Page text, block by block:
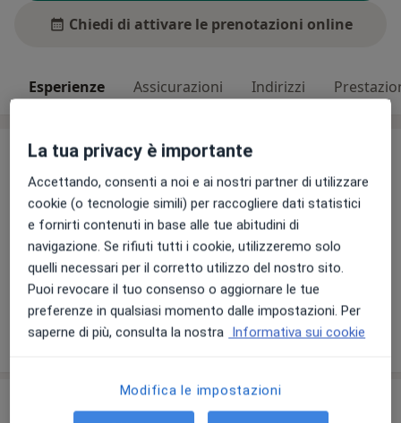
Chiedi di attivare le prenotazioni online
Esperienze Assicurazioni Indirizzi
Esperienze
La dottoressa Ritaannagrazia Biancale esercita la
professione medica in provincia di FR. È iscritto all'albo
Provinciale dei Medici Chirurghi di FROSINONE dal
24/11/1978, si laurea in Medicina e chirurgia a Roma
"La Sapienza" nel 1978. Inoltre si specializza in Malattie
Apparato Respiratorio E Tisiologia a Roma "La
Sapienza" il 03/07/1984.
AltroSu di me
Convenzioni assicurative non attive
La tua privacy è importante
Accettando, consenti a noi e ai nostri partner di utilizzare
cookie (o tecnologie simili) per raccogliere dati statistici
e fornirti contenuti in base alle tue abitudini di
navigazione. Se rifiuti tutti i cookie, utilizzeremo solo
quelli necessari per il corretto utilizzo del nostro sito.
Puoi revocare il tuo consenso o aggiornare le tue
preferenze in qualsiasi momento dalle impostazioni. Per
saperne di più, consulta la nostra Informativa sui cookie
Modifica le impostazioni